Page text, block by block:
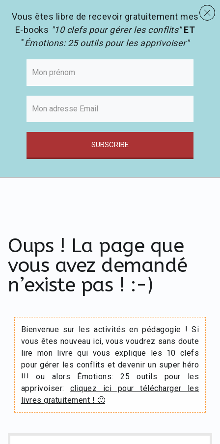
menu Les activités en pédagogie search
Oups ! La page que
vous avez demandé
n’existe pas ! :-)
Bienvenue sur les activités en pédagogie ! Si
vous êtes nouveau ici, vous voudrez sans doute
lire mon livre qui vous explique les 10 clefs
pour gérer les conflits et devenir un super héro
!!! ou alors Émotions: 25 outils pour les
apprivoiser: cliquez ici pour télécharger les
livres gratuitement ! 🙂
Vous êtes libre de recevoir gratuitement mes
E-books "10 clefs pour gérer les conflits" ET
"Émotions: 25 outils pour les apprivoiser"
SUBSCRIBE